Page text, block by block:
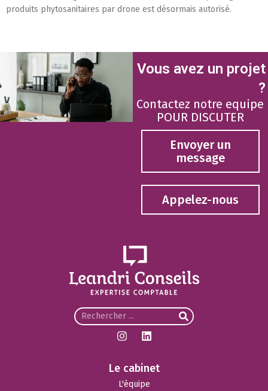
produits phytosanitaires par drone est désormais autorisé.
Vous avez un projet
?
Contactez notre equipe
POUR DISCUTER
Envoyer un
message
Appelez-nous
Le cabinet
L'équipe